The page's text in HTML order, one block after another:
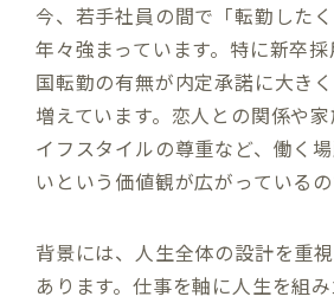
今、若手社員の間で「転勤した
年々強まっています。特に新卒
国転勤の有無が内定承諾に大き
増えています。恋人との関係や
イフスタイルの尊重など、働く
いという価値観が広がっているの
背景には、人生全体の設計を重
あります。仕事を軸に人生を組